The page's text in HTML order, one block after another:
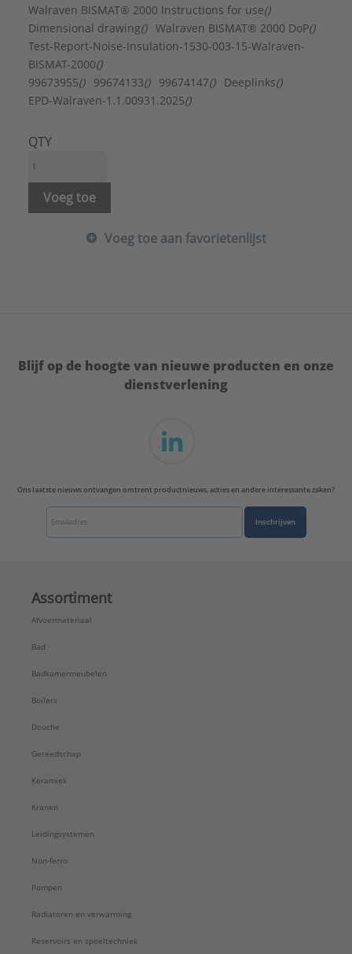
Geschikt voor kunststof buis:
Nee
Geschikt voor roestvaststalen buis: Ja
Geschikt voor spiraalbuis:
Nee
Geschikt voor stalen buis:
Inlage:
Rubber
KIWA-keur: Nee
LPCB keur:
Materiaal:
Mediumtemperatuur (continu):
Merk:
Walraven
Nom. diameter:
Sluitvoorziening: Schroef
Serie:
BISMAT®
Walraven BISMAT® 2000 Instructions for use()
Dimensional drawing() Walraven BISMAT® 2000 DoP()
Test-Report-Noise-Insulation-1530-003-15-Walraven-
BISMAT-2000()
99673955() 99674133() 99674147() Deeplinks()
EPD-Walraven-1.1.00931.2025()
QTY
Voeg toe
Voeg toe aan favorietenlijst
Blijf op de hoogte van nieuwe producten en onze
dienstverlening
Ons laatste nieuws ontvangen omtrent productnieuws, acties en andere interessante zaken?
Inschrijven
Assortiment
Afvoermateriaal
Bad
Badkamermeubelen
Boilers
Douche
Gereedschap
Keramiek
Kranen
Leidingsystemen
Non-ferro
Pompen
Radiatoren en verwarming
Reservoirs en spoeltechniek